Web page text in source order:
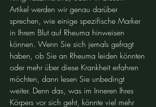
Artikel werden wir genau darüber
sprechen, wie einige spezifische Marker
in Ihrem Blut auf Rheuma hinweisen
können. Wenn Sie sich jemals gefragt
haben, ob Sie an Rheuma leiden könnten
oder mehr über diese Krankheit erfahren
möchten, dann lesen Sie unbedingt
weiter. Denn das, was im Inneren Ihres
Körpers vor sich geht, könnte viel mehr